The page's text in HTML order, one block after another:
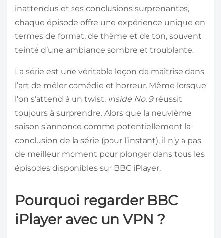
inattendus et ses conclusions surprenantes,
chaque épisode offre une expérience unique en
termes de format, de thème et de ton, souvent
teinté d’une ambiance sombre et troublante.
La série est une véritable leçon de maîtrise dans
l’art de mêler comédie et horreur. Même lorsque
l’on s’attend à un twist, Inside No. 9réussit
toujours à surprendre. Alors que la neuvième
saison s’annonce comme potentiellement la
conclusion de la série (pour l’instant), il n’y a pas
de meilleur moment pour plonger dans tous les
épisodes disponibles sur BBC iPlayer.
Pourquoi regarder BBC
iPlayer avec un VPN ?